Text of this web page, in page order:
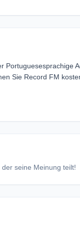
Portuguesesprachige
Sie Record FM
seine Meinung teilt!